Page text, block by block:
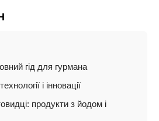
гід для гурмана
і інновації
продукти з йодом і